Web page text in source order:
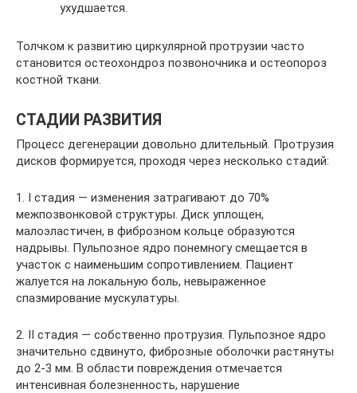
ухудшается.
Толчком к развитию циркулярной протрузии часто
становится остеохондроз позвоночника и остеопороз
костной ткани.
СТАДИИ РАЗВИТИЯ
Процесс дегенерации довольно длительный. Протрузия
дисков формируется, проходя через несколько стадий:
1. I стадия — изменения затрагивают до 70%
межпозвонковой структуры. Диск уплощен,
малоэластичен, в фиброзном кольце образуются
надрывы. Пульпозное ядро понемногу смещается в
участок с наименьшим сопротивлением. Пациент
жалуется на локальную боль, невыраженное
спазмирование мускулатуры.
2. II стадия — собственно протрузия. Пульпозное ядро
значительно сдвинуто, фиброзные оболочки растянуты
до 2-3 мм. В области повреждения отмечается
интенсивная болезненность, нарушение